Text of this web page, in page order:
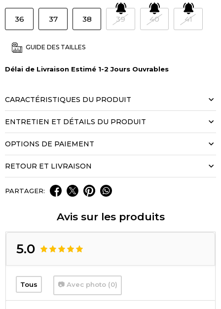
36 37 38 39 40 41
GUIDE DES TAILLES
Délai de Livraison Estimé 1-2 Jours Ouvrables
CARACTÉRISTIQUES DU PRODUIT
ENTRETIEN ET DÉTAILS DU PRODUIT
OPTIONS DE PAIEMENT
RETOUR ET LIVRAISON
PARTAGER:
Avis sur les produits
5.0
Tous 📷 Avec photo (0)